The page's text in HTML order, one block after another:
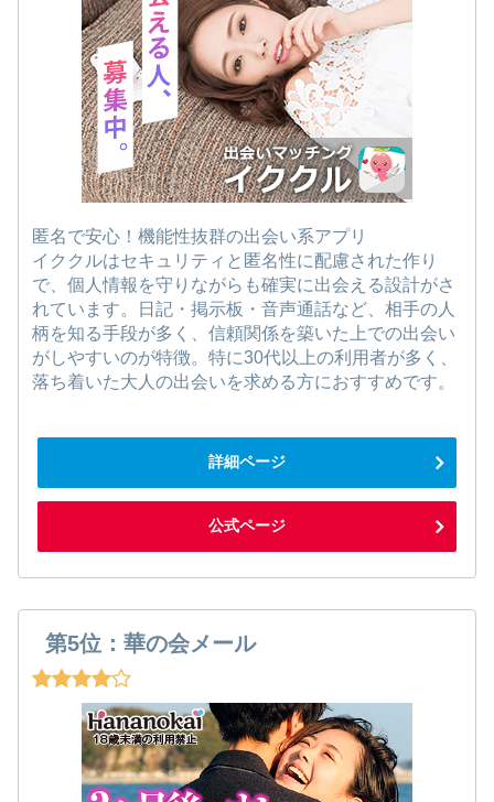
匿名で安心！機能性抜群の出会い系アプリ
イククルはセキュリティと匿名性に配慮された作り
で、個人情報を守りながらも確実に出会える設計がさ
れています。日記・掲示板・音声通話など、相手の人
柄を知る手段が多く、信頼関係を築いた上での出会い
がしやすいのが特徴。特に30代以上の利用者が多く、
落ち着いた大人の出会いを求める方におすすめです。
詳細ページ
公式ページ
第5位：華の会メール